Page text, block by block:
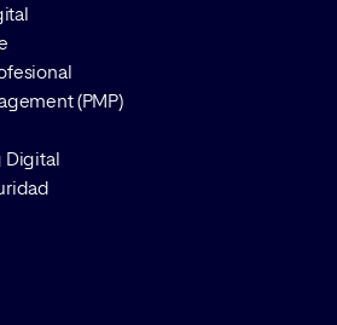
que sean
(PMP)
Digital